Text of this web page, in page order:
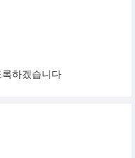
하겠습니다